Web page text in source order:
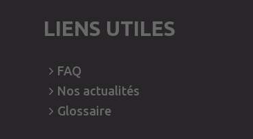
LIENS UTILES
FAQ
Nos actualités
Glossaire